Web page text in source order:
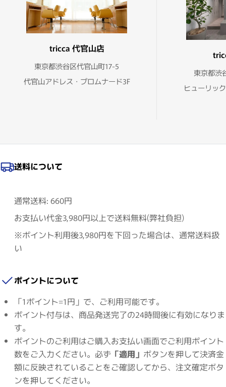
tricca 代官山店
東京都渋谷区代官山町17-5
代官山アドレス・プロムナード3F
東京都渋
ヒューリッ
送料について
通常送料: 660円
お支払い代金3,980円以上で送料無料(弊社負担)
※ポイント利用後3,980円を下回った場合は、通常送料扱
い
ポイントについて
「1ポイント=1円」で、ご利用可能です。
ポイント付与は、商品発送完了の24時間後に有効になりま
す。
ポイントのご利用はご購入お支払い画面でご利用ポイント
数をご入力ください。必ず 「適用」 ボタンを押して決済金
額に反映されていることをご確認してから、注文確定ボタ
ンを押してください。